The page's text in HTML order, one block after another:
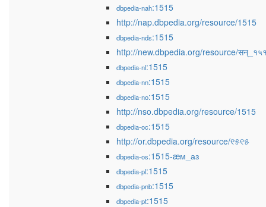
dbpedia-nah:1515
http://nap.dbpedia.org/resource/1515
dbpedia-nds:1515
http://new.dbpedia.org/resource/
dbpedia-nl:1515
dbpedia-nn:1515
dbpedia-no:1515
http://nso.dbpedia.org/resource/1515
dbpedia-oc:1515
http://or.dbpedia.org/resource/୧୫୧୫
dbpedia-os:1515-æм_аз
dbpedia-pl:1515
dbpedia-pnb:1515
dbpedia-pt:1515